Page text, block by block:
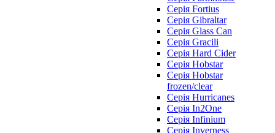
Серія Fortius
Серія Gibraltar
Серія Glass Can
Серія Gracili
Серія Hard Cider
Серія Hobstar
Серія Hobstar
frozen/clear
Серія Hurricanes
Серія In2One
Серія Infinium
Серія Inverness